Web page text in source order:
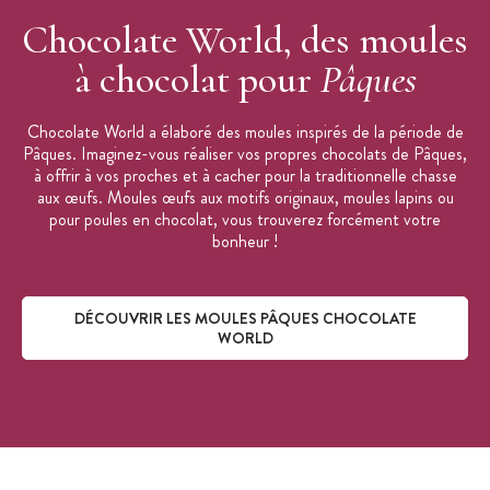
Chocolate World, des moules
à chocolat pour Pâques
Chocolate World a élaboré des moules inspirés de la période de
Pâques. Imaginez-vous réaliser vos propres chocolats de Pâques,
à offrir à vos proches et à cacher pour la traditionnelle chasse
aux œufs. Moules œufs aux motifs originaux, moules lapins ou
pour poules en chocolat, vous trouverez forcément votre
bonheur !
DÉCOUVRIR LES MOULES PÂQUES CHOCOLATE
WORLD